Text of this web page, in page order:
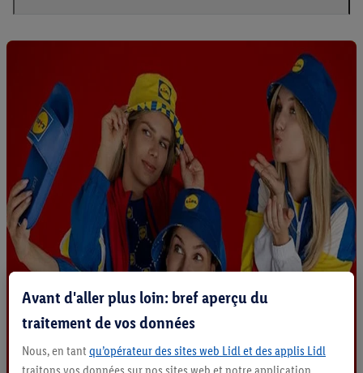
Avant d'aller plus loin: bref aperçu du
traitement de vos données
Nous, en tant qu’opérateur des sites web Lidl et des applis Lidl